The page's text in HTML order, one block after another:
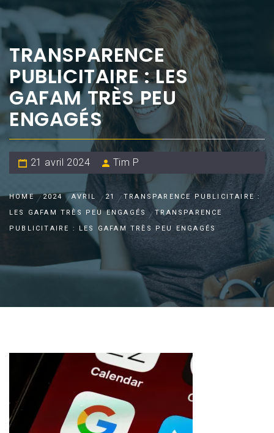
TRANSPARENCE
PUBLICITAIRE : LES
GAFAM TRÈS PEU
ENGAGÉS
21 avril 2024 Tim P
HOME 2024 AVRIL 21
TRANSPARENCE PUBLICITAIRE :
LES GAFAM TRÈS PEU ENGAGÉS
TRANSPARENCE
PUBLICITAIRE : LES GAFAM TRÈS PEU ENGAGÉS